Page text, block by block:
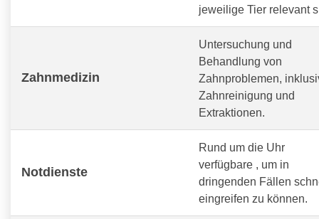
jeweilige Tier relevant
Zahnmedizin
Untersuchung und
Behandlung von
Zahnproblemen,
Zahnreinigung und
Extraktionen.
Notdienste
Rund um die Uhr
verfügbare , um in
dringenden Fällen
eingreifen zu können.